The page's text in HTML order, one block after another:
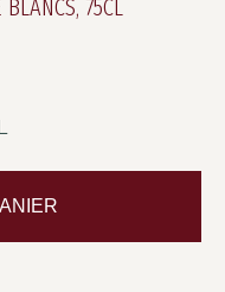
75CL